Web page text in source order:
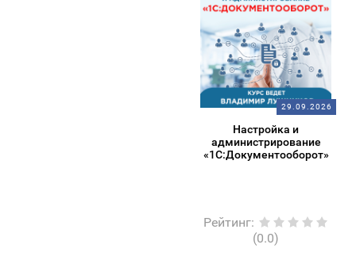
29.09.2026
Настройка и
администрирование
«1С:Документооборот»
Рейтинг:
(0.0)